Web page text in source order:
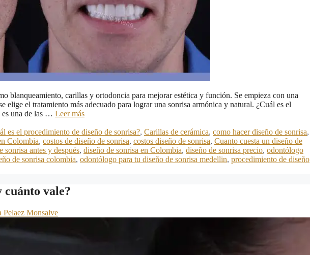
blanqueamiento, carillas y ortodoncia para mejorar estética y función. Se empieza con una
elige el tratamiento más adecuado para lograr una sonrisa armónica y natural. ¿Cuál es el
es una de las … Leer más
es el procedimiento de diseño de sonrisa?, Carillas de cerámica, como hacer diseño de sonrisa,
Colombia, costos de diseño de sonrisa, costos diseño de sonrisa, Cuanto cuesta un diseño de
sonrisa antes y después, diseño de sonrisa en Colombia, diseño de sonrisa precio, odontólogo
de sonrisa colombia, odontólogo para tu diseño de sonrisa medellin, procedimiento de diseño
cuánto vale?
Pelaez Monsalve